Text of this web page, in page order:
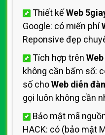
Thiết kếWeb
Google: có miến phí
Reponsive đẹp
Tích hợp trên
không cần bấm số:
số choWeb diễn
gọi luôn không cần
Bảo mật mã
HACK: có (bảo mật